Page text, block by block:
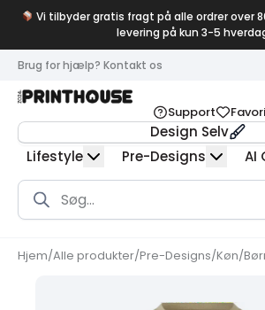
Vi tilbyder gratis fragt på alle ordrer over
levering på kun 3-5
Brug for hjælp? Kontakt os
Support
Design Selv
Lifestyle
Pre-Designs AI
Products
search
Hjem/Alle produkter/Pre-Designs/Køn/